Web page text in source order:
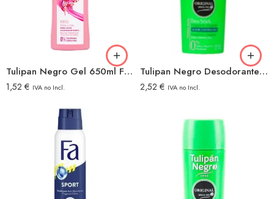
Tulipan Negro Gel 650ml Fresa&nata
1,52 € IVA no Incl.
Tulipan Negro Desodorante Stick 75ml Classic
2,52 € IVA no Incl.